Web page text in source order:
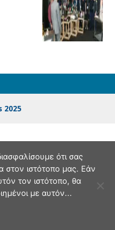
2025
ότι σας
στον ιστότοπο μας. Εάν
τον ιστότοπο, θα
με αυτόν...